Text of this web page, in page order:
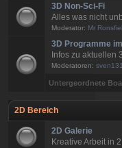
3D Non-Sci-Fi
Alles was nicht
Moderator: Mr
3D Programme
Infos zu aktuellen
Moderatoren:
Untergeordnete
2D Bereich
2D Galerie
Kreative Arbeit in